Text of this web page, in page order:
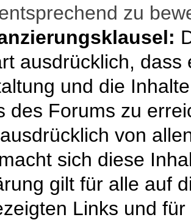
zu
ausdrücklich,
und die
des Forums zu
von
sich diese
gilt für alle auf
Links und